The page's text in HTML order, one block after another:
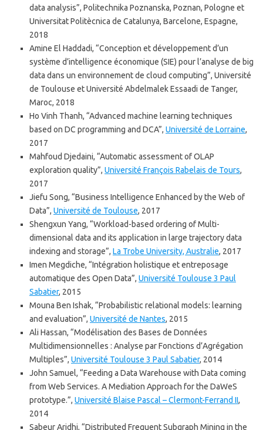
data analysis”, Politechnika Poznanska, Poznan, Pologne et
Universitat Politècnica de Catalunya, Barcelone, Espagne,
2018
Amine El Haddadi, “Conception et développement d’un
système d’intelligence économique (SIE) pour l’analyse de big
data dans un environnement de cloud computing”, Université
de Toulouse et Université Abdelmalek Essaadi de Tanger,
Maroc, 2018
Ho Vinh Thanh, “Advanced machine learning techniques
based on DC programming and DCA”, Université de Lorraine,
2017
Mahfoud Djedaini, “Automatic assessment of OLAP
exploration quality”, Université François Rabelais de Tours,
2017
Jiefu Song, “Business Intelligence Enhanced by the Web of
Data”, Université de Toulouse, 2017
Shengxun Yang, “Workload-based ordering of Multi-
dimensional data and its application in large trajectory data
indexing and storage”, La Trobe University, Australie, 2017
Imen Megdiche, “Intégration holistique et entreposage
automatique des Open Data”, Université Toulouse 3 Paul
Sabatier, 2015
Mouna Ben Ishak, “Probabilistic relational models: learning
and evaluation”, Université de Nantes, 2015
Ali Hassan, “Modélisation des Bases de Données
Multidimensionnelles : Analyse par Fonctions d’Agrégation
Multiples”, Université Toulouse 3 Paul Sabatier, 2014
John Samuel, “Feeding a Data Warehouse with Data coming
from Web Services. A Mediation Approach for the DaWeS
prototype.”, Université Blaise Pascal – Clermont-Ferrand II,
2014
Sabeur Aridhi, “Distributed Frequent Subgraph Mining in the